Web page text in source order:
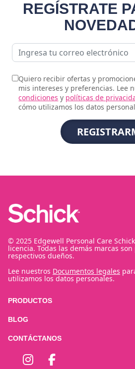
REGÍSTRATE
Quiero recibir ofertas y
mis intereses y preferencias. Lee
condiciones y políticas de
cómo utilizamos los datos
© 2025 Edgewell Personal Care
licencia. Todas las demás marcas
respectivos dueños.
Lee nuestros Documentos legales
utilizamos los datos personales.
PRODUCTOS
BLOG
CONTÁCTANOS